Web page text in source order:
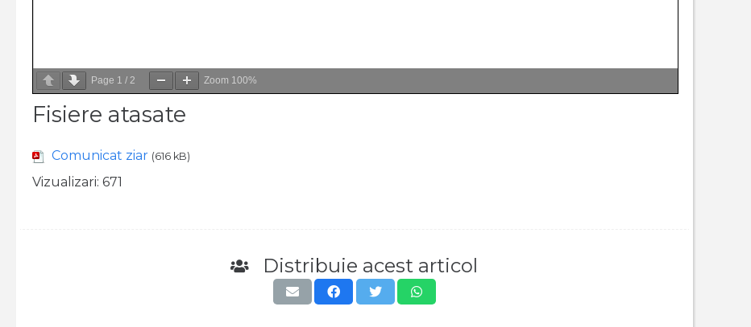
Page 1 / 2 Zoom 100%
Fisiere atasate
Comunicat ziar (616 kB)
Vizualizari: 671
Distribuie acest articol